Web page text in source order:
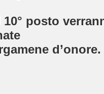
10° posto
d’onore.